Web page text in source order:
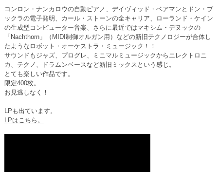
コンロン・ナンカロウの自動ピアノ、デイヴィッド・ベアマンとドン・ブ
ックラの電子発明、カール・ストーンの全キャリア、ローランド・ケイン
の生成型コンピューター音楽、さらに最近ではマキシム・デヌックの
「Nachthorn」（MIDI制御オルガン用）などの新旧テクノロジーが合体し
たようなロボット・オーケストラ・ミュージック！！
サウンドもジャズ、プログレ、ミニマルミュージックからエレクトロニ
カ、テクノ、ドラムンベースなど新旧ミックスという感じ。
とても楽しい作品です。
限定400枚。
お見逃しなく！
LPも出ています。
LPはこちら。